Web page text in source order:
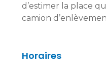
d’estimer la place
camion
Horaires